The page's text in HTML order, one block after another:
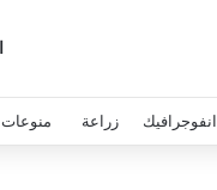
انفوجرافيك زراعة منوعات